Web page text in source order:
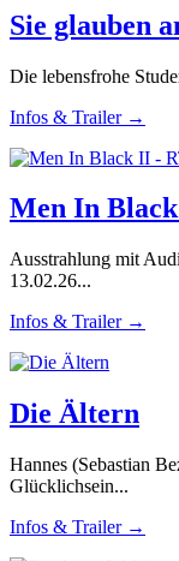
Sie glauben
Die lebensfrohe
Infos & Trailer →
Men In
Ausstrahlung mit
13.02.26...
Infos & Trailer →
Die Ältern
Hannes (Sebastian
Glücklichsein...
Infos & Trailer →